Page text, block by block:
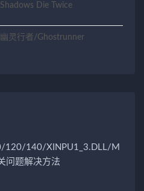
Shadows Die Twice
幽灵行者/Ghostrunner